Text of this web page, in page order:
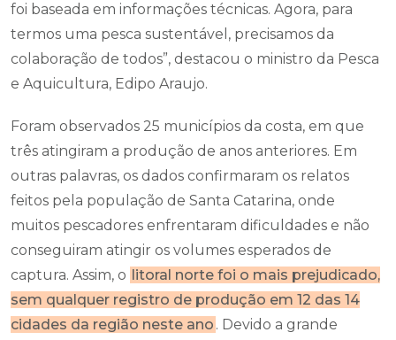
foi baseada em informações técnicas. Agora, para
termos uma pesca sustentável, precisamos da
colaboração de todos”, destacou o ministro da Pesca
e Aquicultura, Edipo Araujo.
Foram observados 25 municípios da costa, em que
três atingiram a produção de anos anteriores. Em
outras palavras, os dados confirmaram os relatos
feitos pela população de Santa Catarina, onde
muitos pescadores enfrentaram dificuldades e não
conseguiram atingir os volumes esperados de
captura. Assim, o
litoral norte foi o mais prejudicado,
sem qualquer registro de produção em 12 das 14
cidades da região neste ano . Devido a grande